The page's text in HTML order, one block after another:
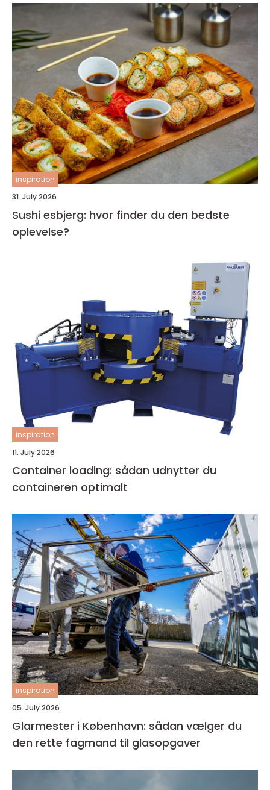
inspiration
31. July 2026
Sushi esbjerg: hvor finder du den bedste
oplevelse?
inspiration
11. July 2026
Container loading: sådan udnytter du
containeren optimalt
inspiration
05. July 2026
Glarmester i København: sådan vælger du
den rette fagmand til glasopgaver